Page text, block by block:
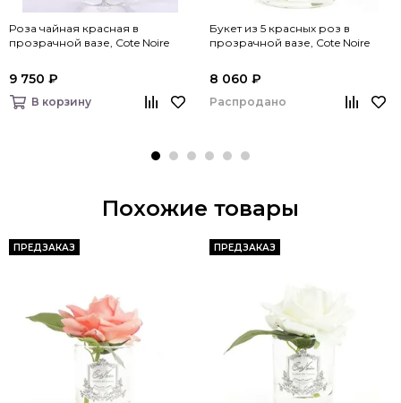
Роза чайная красная в
прозрачной вазе, Cote Noire
9 750 ₽
В корзину
Букет из 5 красных роз в
прозрачной вазе, Cote Noire
8 060 ₽
Распродано
Похожие товары
ПРЕДЗАКАЗ ПРЕДЗАКАЗ